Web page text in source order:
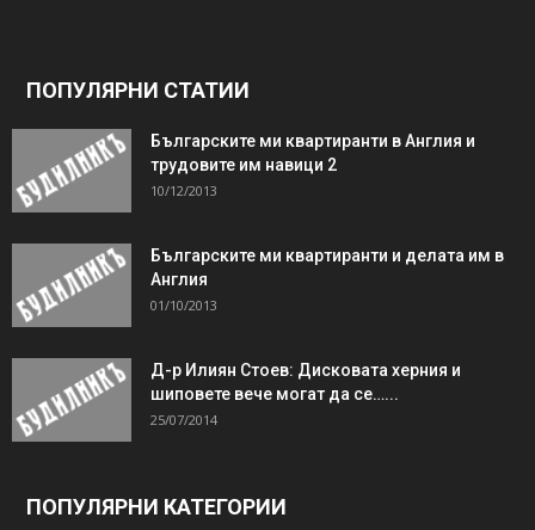
ПОПУЛЯРНИ СТАТИИ
Българските ми квартиранти в Англия и
трудовите им навици 2
10/12/2013
Българските ми квартиранти и делата им в
Англия
01/10/2013
Д-р Илиян Стоев: Дисковата херния и
шиповете вече могат да се…...
25/07/2014
ПОПУЛЯРНИ КАТЕГОРИИ